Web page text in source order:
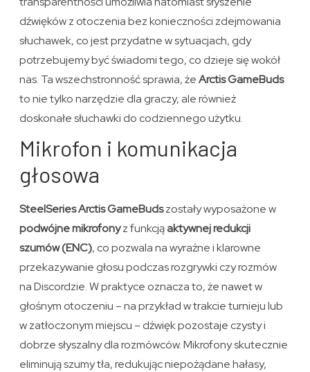
dźwięków z otoczenia bez konieczności zdejmowania
słuchawek, co jest przydatne w sytuacjach, gdy
potrzebujemy być świadomi tego, co dzieje się wokół
nas. Ta wszechstronność sprawia, żeArctis GameBuds
to nie tylko narzędzie dla graczy, ale również
doskonałe słuchawki do codziennego użytku.
Mikrofon i komunikacja
głosowa
SteelSeries Arctis GameBudszostały wyposażone w
podwójne mikrofonyz funkcjąaktywnej redukcji
szumów (ENC), co pozwala na wyraźne i klarowne
przekazywanie głosu podczas rozgrywki czy rozmów
na Discordzie. W praktyce oznacza to, że nawet w
głośnym otoczeniu – na przykład w trakcie turnieju lub
w zatłoczonym miejscu – dźwięk pozostaje czysty i
dobrze słyszalny dla rozmówców. Mikrofony skutecznie
eliminują szumy tła, redukując niepożądane hałasy,